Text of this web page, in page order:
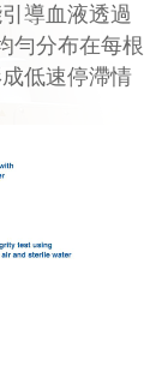
導血液透過
勻分布在每根
低速停滯情